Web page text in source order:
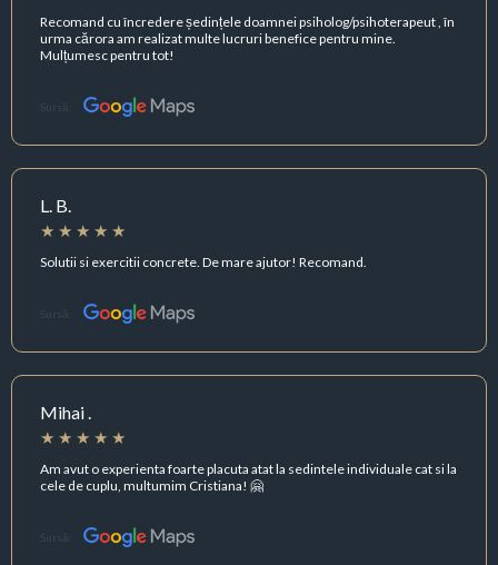
Recomand cu încredere ședințele doamnei psiholog/psihoterapeut , în
urma cărora am realizat multe lucruri benefice pentru mine.
Mulțumesc pentru tot!
Sursă:
L. B.
Solutii si exercitii concrete. De mare ajutor! Recomand.
Sursă:
Mihai .
Am avut o experienta foarte placuta atat la sedintele individuale cat si la
cele de cuplu, multumim Cristiana! 🤗
Sursă: